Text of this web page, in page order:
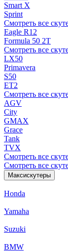
Smart X
Sprint
Смотреть все
Eagle R12
Formula 50 2Т
Смотреть все
LX50
Primavera
S50
ET2
Смотреть все
AGV
City
GMAX
Grace
Tank
TVX
Смотреть все
Смотреть все
Максискутеры
Honda
Yamaha
Suzuki
BMW